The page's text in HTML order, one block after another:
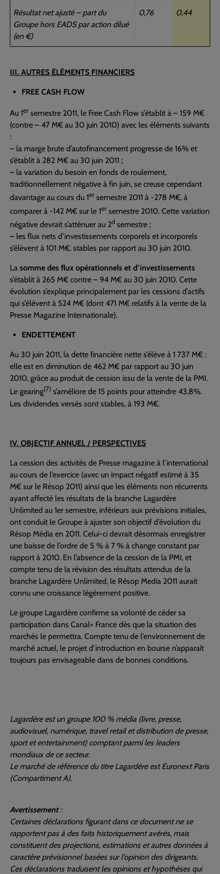
Résultat net ajusté – part du
Groupe hors EADS par action dilué
(en €)
0,76 0,44
III. AUTRES ÉLÉMENTS FINANCIERS
FREE CASH FLOW
Au 1er semestre 2011, le Free Cash Flow s’établit à – 159 M€
(contre – 47 M€ au 30 juin 2010) avec les éléments suivants
:
– la marge brute d’autofinancement progresse de 16% et
s’établit à 282 M€ au 30 juin 2011 ;
– la variation du besoin en fonds de roulement,
traditionnellement négative à fin juin, se creuse cependant
davantage au cours du 1er semestre 2011 à -278 M€, à
comparer à -142 M€ sur le 1er semestre 2010. Cette variation
négative devrait s’atténuer au 2d semestre ;
– les flux nets d’investissements corporels et incorporels
s’élèvent à 101 M€, stables par rapport au 30 juin 2010.
La somme des flux opérationnels et d’investissements
s’établit à 265 M€ contre – 94 M€ au 30 juin 2010. Cette
évolution s’explique principalement par les cessions d’actifs
qui s’élèvent à 524 M€ (dont 471 M€ relatifs à la vente de la
Presse Magazine Internationale).
ENDETTEMENT
Au 30 juin 2011, la dette financière nette s’élève à 1 737 M€ :
elle est en diminution de 462 M€ par rapport au 30 juin
2010, grâce au produit de cession issu de la vente de la PMI.
Le gearing(7) s’améliore de 15 points pour atteindre 43,8%.
Les dividendes versés sont stables, à 193 M€.
IV. OBJECTIF ANNUEL / PERSPECTIVES
La cession des activités de Presse magazine à l’international
au cours de l’exercice (avec un impact négatif estimé à 35
M€ sur le Résop 2011) ainsi que les éléments non récurrents
ayant affecté les résultats de la branche Lagardère
Unlimited au 1er semestre, inférieurs aux prévisions initiales,
ont conduit le Groupe à ajuster son objectif d’évolution du
Résop Média en 2011. Celui-ci devrait désormais enregistrer
une baisse de l’ordre de 5 % à 7 % à change constant par
rapport à 2010. En l’absence de la cession de la PMI, et
compte tenu de la révision des résultats attendus de la
branche Lagardère Unlimited, le Résop Media 2011 aurait
connu une croissance légèrement positive.
Le groupe Lagardère confirme sa volonté de céder sa
participation dans Canal+ France dès que la situation des
marchés le permettra. Compte tenu de l’environnement de
marché actuel, le projet d’introduction en bourse n’apparaît
toujours pas envisageable dans de bonnes conditions.
Lagardère est un groupe 100 % média (livre, presse,
audiovisuel, numérique, travel retail et distribution de presse,
sport et entertainment) comptant parmi les leaders
mondiaux de ce secteur.
Le marché de référence du titre Lagardère est Euronext Paris
(Compartiment A).
Avertissement :
Certaines déclarations figurant dans ce document ne se
rapportent pas à des faits historiquement avérés, mais
constituent des projections, estimations et autres données à
caractère prévisionnel basées sur l’opinion des dirigeants.
Ces déclarations traduisent les opinions et hypothèses qui